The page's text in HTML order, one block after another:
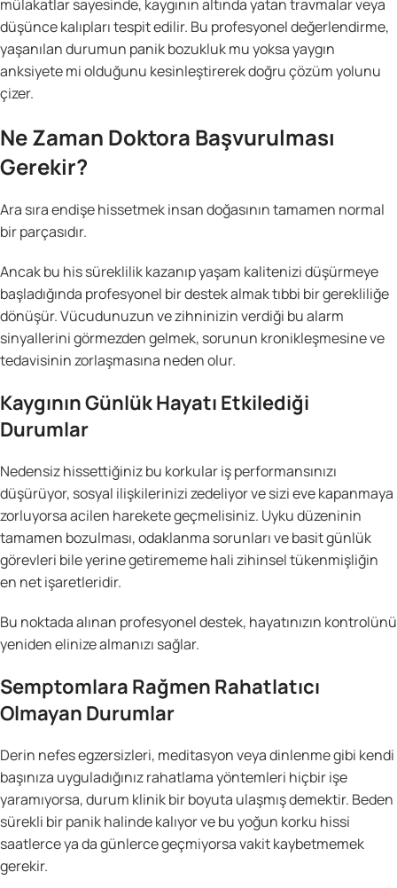
mülakatlar sayesinde, kaygının altında yatan travmalar veya
düşünce kalıpları tespit edilir. Bu profesyonel değerlendirme,
yaşanılan durumun panik bozukluk mu yoksa yaygın
anksiyete mi olduğunu kesinleştirerek doğru çözüm yolunu
çizer.
Ne Zaman Doktora Başvurulması
Gerekir?
Ara sıra endişe hissetmek insan doğasının tamamen normal
bir parçasıdır.
Ancak bu his süreklilik kazanıp yaşam kalitenizi düşürmeye
başladığında profesyonel bir destek almak tıbbi bir gerekliliğe
dönüşür. Vücudunuzun ve zihninizin verdiği bu alarm
sinyallerini görmezden gelmek, sorunun kronikleşmesine ve
tedavisinin zorlaşmasına neden olur.
Kaygının Günlük Hayatı Etkilediği
Durumlar
Nedensiz hissettiğiniz bu korkular iş performansınızı
düşürüyor, sosyal ilişkilerinizi zedeliyor ve sizi eve kapanmaya
zorluyorsa acilen harekete geçmelisiniz. Uyku düzeninin
tamamen bozulması, odaklanma sorunları ve basit günlük
görevleri bile yerine getirememe hali zihinsel tükenmişliğin
en net işaretleridir.
Bu noktada alınan profesyonel destek, hayatınızın kontrolünü
yeniden elinize almanızı sağlar.
Semptomlara Rağmen Rahatlatıcı
Olmayan Durumlar
Derin nefes egzersizleri, meditasyon veya dinlenme gibi kendi
başınıza uyguladığınız rahatlama yöntemleri hiçbir işe
yaramıyorsa, durum klinik bir boyuta ulaşmış demektir. Beden
sürekli bir panik halinde kalıyor ve bu yoğun korku hissi
saatlerce ya da günlerce geçmiyorsa vakit kaybetmemek
gerekir.